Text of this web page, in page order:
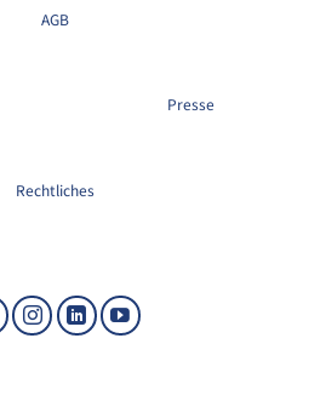
AGB
Presse
Rechtliches